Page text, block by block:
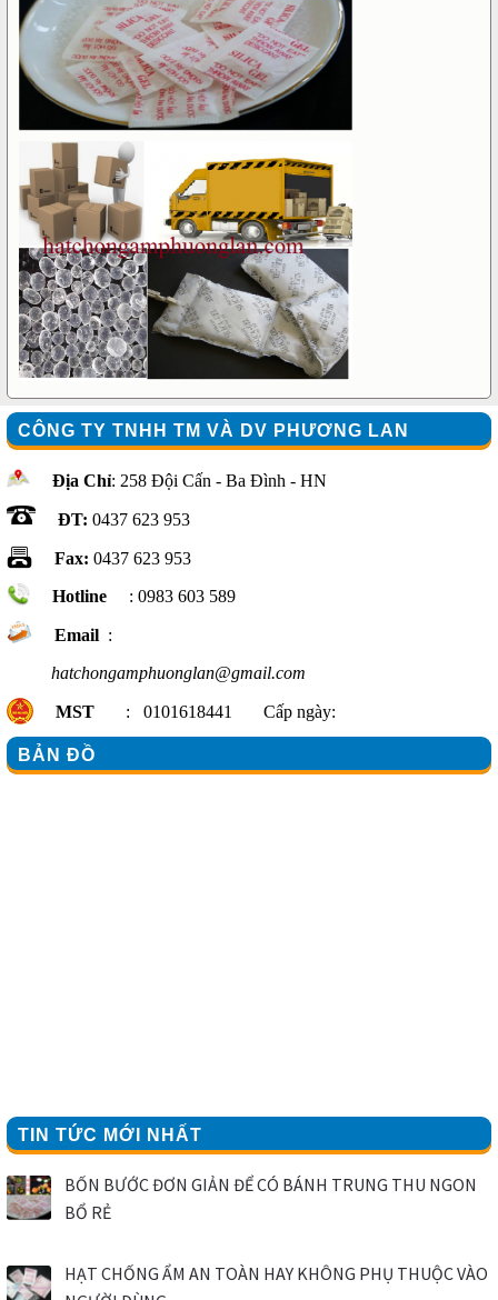
CÔNG TY TNHH TM VÀ DV PHƯƠNG LAN
Địa Chỉ: 258 Đội Cấn - Ba Đình - HN
ĐT: 0437 623 953
Fax: 0437 623 953
Hotline : 0983 603 589
Email :
hatchongamphuonglan@gmail.com
MST : 0101618441 Cấp ngày:
BẢN ĐỒ
TIN TỨC MỚI NHẤT
BỐN BƯỚC ĐƠN GIẢN ĐỂ CÓ BÁNH TRUNG THU NGON
BỔ RẺ
HẠT CHỐNG ẨM AN TOÀN HAY KHÔNG PHỤ THUỘC VÀO